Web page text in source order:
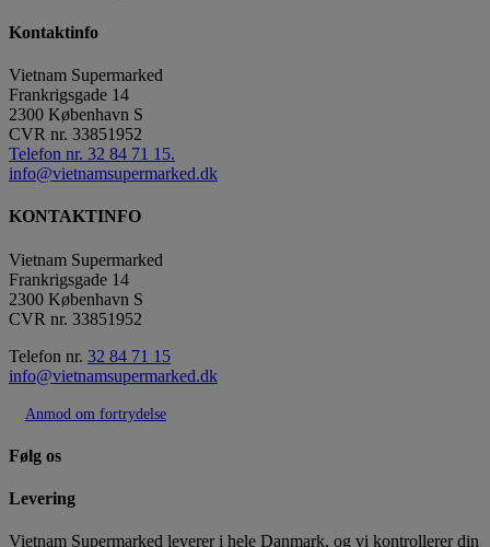
Kontaktinfo
Vietnam Supermarked
Frankrigsgade 14
2300 København S
CVR nr. 33851952
Telefon nr. 32 84 71 15.
info@vietnamsupermarked.dk
KONTAKTINFO
Vietnam Supermarked
Frankrigsgade 14
2300 København S
CVR nr. 33851952
Telefon nr. 32 84 71 15
info@vietnamsupermarked.dk
Anmod om fortrydelse
Følg os
Levering
Vietnam Supermarked leverer i hele Danmark, og vi kontrollerer din